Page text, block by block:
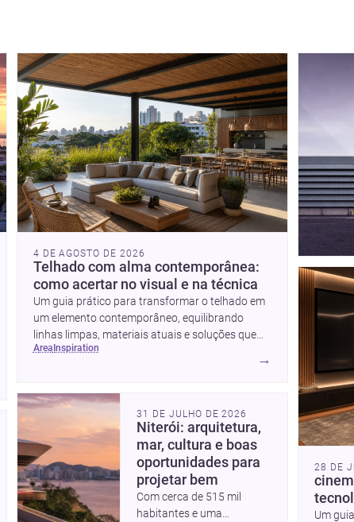
da Cambra Buró, estas três
histórias mostram como a
arquitetura segue unindo
escala urbana, matéria e
experiência doméstica. Um
panorama inspirador para
profissionais que pensam
cidade, construção e
projeto com sensibilidade e
inovação.
4 DE AGOSTO DE 2026
Telhado com alma contemporânea:
como acertar no visual e na técnica
Um guia prático para transformar o telhado em
um elemento contemporâneo, equilibrando
linhas limpas, materiais atuais e soluções que
valorizam a fachada e o conforto da casa.
area inspiration
→
31 DE JULHO DE 2026
Niterói: arquitetura,
mar, cultura e boas
oportunidades para
projetar bem
Com cerca de 515 mil
habitantes e uma
28 DE
Um